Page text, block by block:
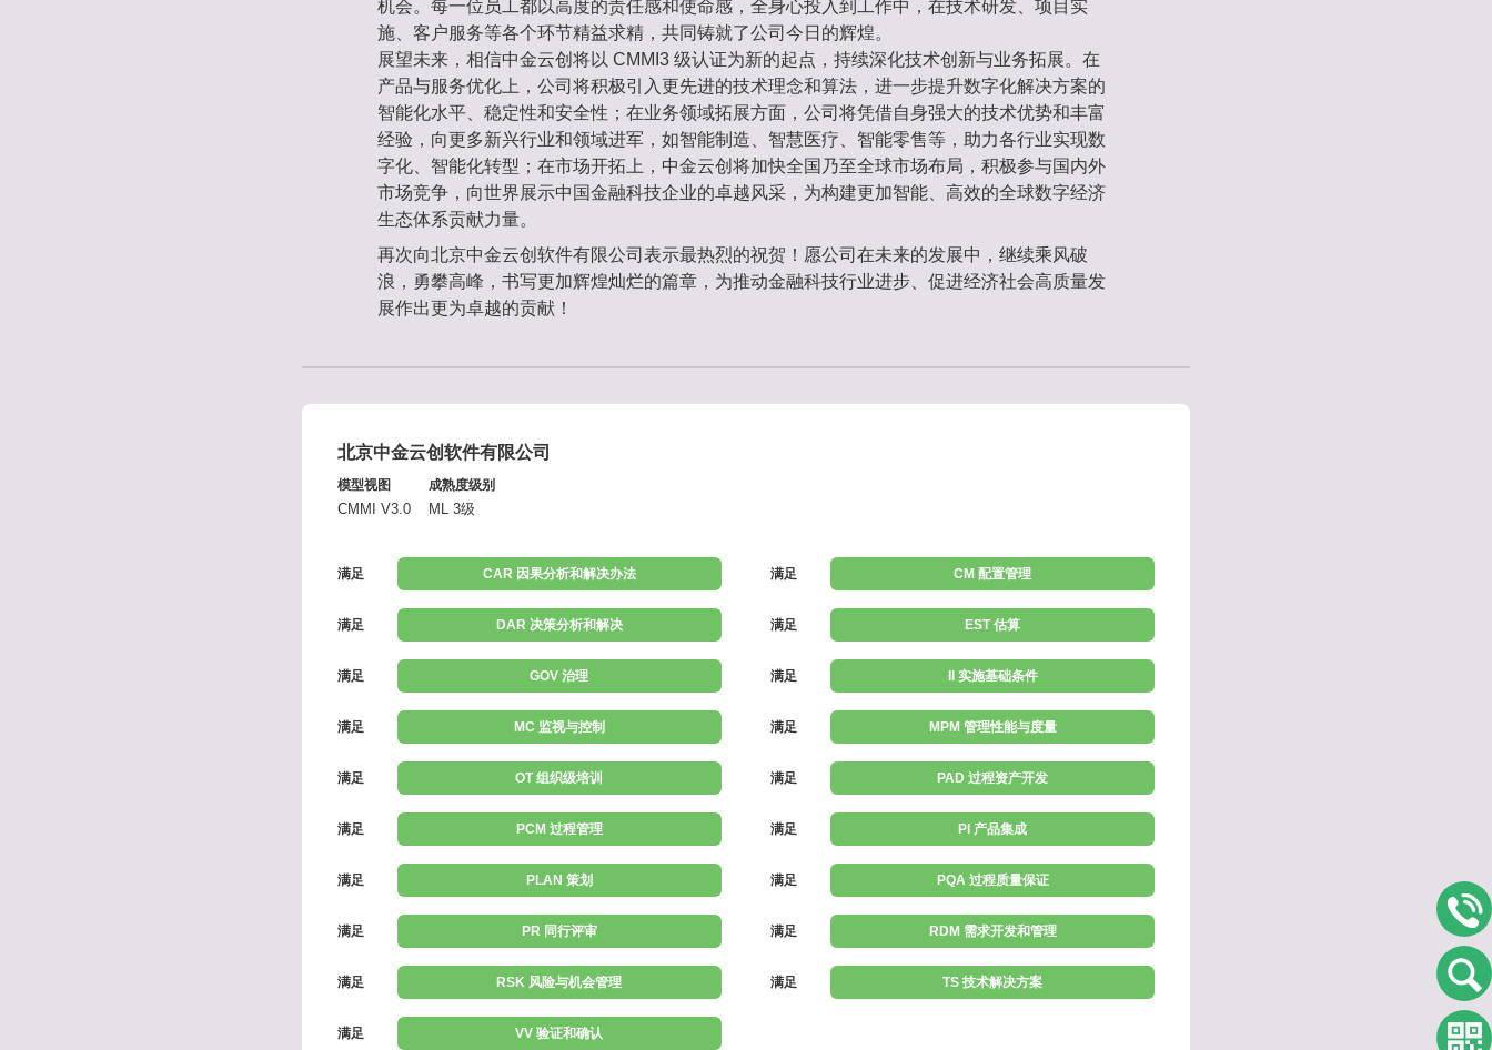
机会。每一位员工都以高度的责任感和使命感，全身心投入到工作中，在技术研发、项目实
施、客户服务等各个环节精益求精，共同铸就了公司今日的辉煌。
展望未来，相信中金云创将以 CMMI3 级认证为新的起点，持续深化技术创新与业务拓展。在
产品与服务优化上，公司将积极引入更先进的技术理念和算法，进一步提升数字化解决方案的
智能化水平、稳定性和安全性；在业务领域拓展方面，公司将凭借自身强大的技术优势和丰富
经验，向更多新兴行业和领域进军，如智能制造、智慧医疗、智能零售等，助力各行业实现数
字化、智能化转型；在市场开拓上，中金云创将加快全国乃至全球市场布局，积极参与国内外
市场竞争，向世界展示中国金融科技企业的卓越风采，为构建更加智能、高效的全球数字经济
生态体系贡献力量。
再次向北京中金云创软件有限公司表示最热烈的祝贺！愿公司在未来的发展中，继续乘风破
浪，勇攀高峰，书写更加辉煌灿烂的篇章，为推动金融科技行业进步、促进经济社会高质量发
展作出更为卓越的贡献！
北京中金云创软件有限公司
模型视图
CMMI V3.0
成熟度级别
ML 3级
满足 CAR 因果分析和解决办法 满足 CM 配置管理
满足 DAR 决策分析和解决 满足 EST 估算
满足 GOV 治理 满足 II 实施基础条件
满足 MC 监视与控制 满足 MPM 管理性能与度量
满足 OT 组织级培训 满足 PAD 过程资产开发
满足 PCM 过程管理 满足 PI 产品集成
满足 PLAN 策划 满足 PQA 过程质量保证
满足 PR 同行评审 满足 RDM 需求开发和管理
满足 RSK 风险与机会管理 满足 TS 技术解决方案
满足 VV 验证和确认